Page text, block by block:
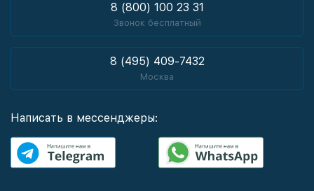
8 (800) 100 23 31
Звонок бесплатный
8 (495) 409-7432
Москва
Написать в мессенджеры: